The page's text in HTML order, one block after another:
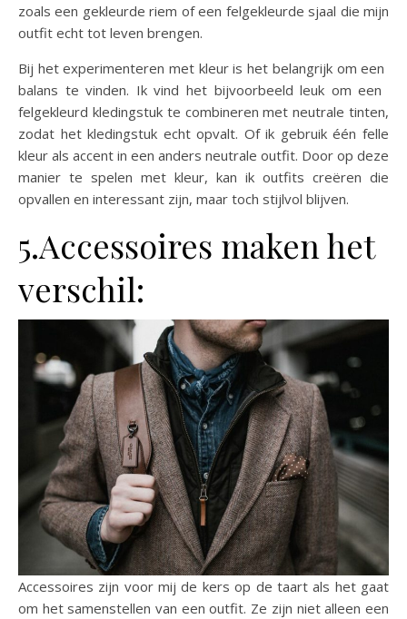
zoals een gekleurde riem of een felgekleurde sjaal die mijn
outfit echt tot leven brengen.
Bij het experimenteren met kleur is het belangrijk om een ​​
balans te vinden. Ik vind het bijvoorbeeld leuk om een ​​
felgekleurd kledingstuk te combineren met neutrale tinten,
zodat het kledingstuk echt opvalt. Of ik gebruik één felle
kleur als accent in een anders neutrale outfit. Door op deze
manier te spelen met kleur, kan ik outfits creëren die
opvallen en interessant zijn, maar toch stijlvol blijven.
5.Accessoires maken het
verschil:
Accessoires zijn voor mij de kers op de taart als het gaat
om het samenstellen van een outfit. Ze zijn niet alleen een